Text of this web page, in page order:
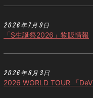
2026年7月9日
「S生誕祭2026」物販情報
2026年6月3日
2026 WORLD TOUR 「